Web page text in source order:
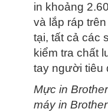
in khoảng
và lắp ráp
tại, tất cả các
kiểm tra chất
tay người tiêu
Mực in
máy in